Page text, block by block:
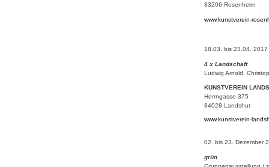
83206 Rosenheim
www.kunstverein-
18.03. bis 23.04. 2017
4 x Landschaft
Ludwig Arnold,
KUNSTVEREIN
Herrngasse 375
84028 Landshut
www.kunstverein-
02. bis 23. Dezember
grün